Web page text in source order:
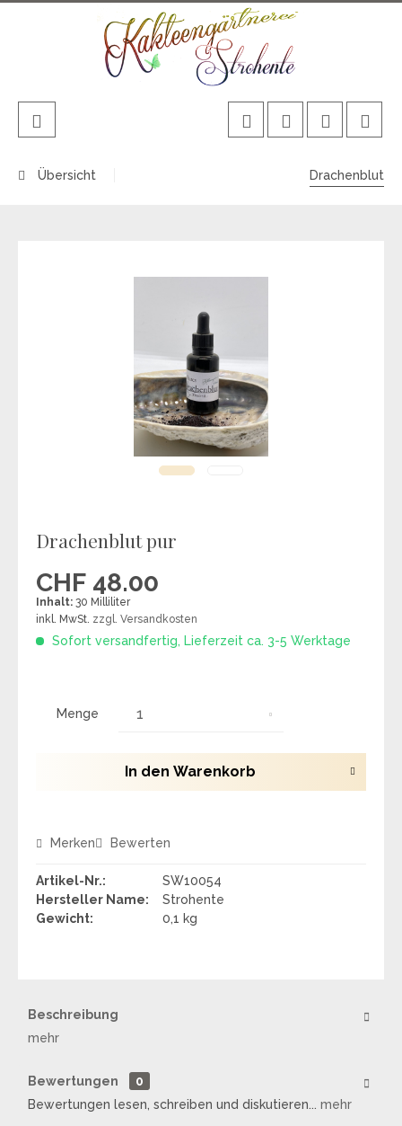
Übersicht Drachenblut
Drachenblut pur
CHF 48.00
Inhalt: 30 Milliliter
inkl. MwSt. zzgl. Versandkosten
Sofort versandfertig, Lieferzeit ca. 3-5 Werktage
Menge
In den Warenkorb
Merken Bewerten
Artikel-Nr.:
SW10054
Hersteller Name:
Strohente
Gewicht:
0,1 kg
Beschreibung
mehr
Bewertungen
0
Bewertungen lesen, schreiben und diskutieren...
mehr